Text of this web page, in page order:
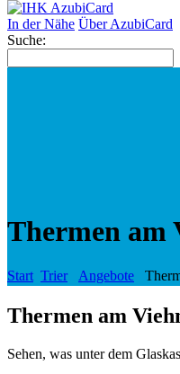
In der Nähe Über AzubiCard
Suche:
Thermen am
Start Trier Angebote
Thermen am
Sehen, was unter dem